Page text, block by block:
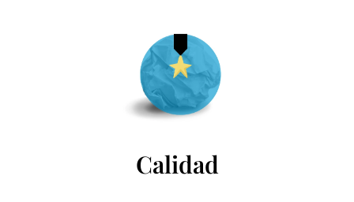
Calidad